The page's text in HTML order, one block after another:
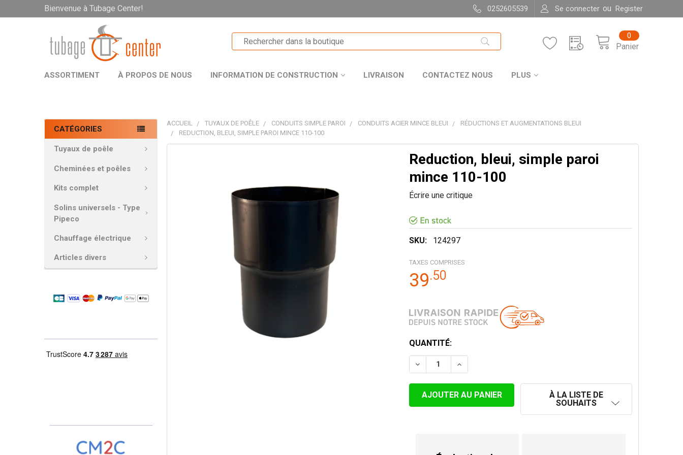
Bienvenue à Tubage Center! 0252605539 Se connecter ou Register
Panier
0
ASSORTIMENT À PROPOS DE NOUS INFORMATION DE CONSTRUCTION LIVRAISON CONTACTEZ NOUS PLUS
CATÉGORIES
Tuyaux de poêle
Cheminées et poêles
Kits complet
Solins universels - Type
Pipeco
Chauffage électrique
Articles divers
ACCUEIL TUYAUX DE POÊLE CONDUITS SIMPLE PAROI CONDUITS ACIER MINCE BLEUI
RÉDUCTIONS ET AUGMENTATIONS BLEUI
REDUCTION, BLEUI, SIMPLE PAROI MINCE 110-100
Reduction, bleui, simple paroi
mince 110-100
Écrire une critique
SKU: 124297
TAXES COMPRISES
39.50
STOCK
ACTUEL:
QUANTITÉ:
DIMINUER LA QUANTITÉ DE REDUCTION, BLEUI, SIMPLE PAROI MINCE
AUGMENTER LA QUANTITÉ DE REDUCTION, BLEUI,
À LA LISTE DE
SOUHAITS